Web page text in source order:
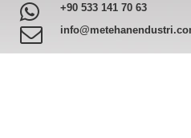
+90 533 141 70 63